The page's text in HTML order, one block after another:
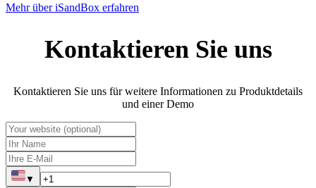
Mehr über iSandBox erfahren
Kontaktieren Sie uns
Kontaktieren Sie uns für weitere Informationen zu Produktdetails
und einer Demo
▼